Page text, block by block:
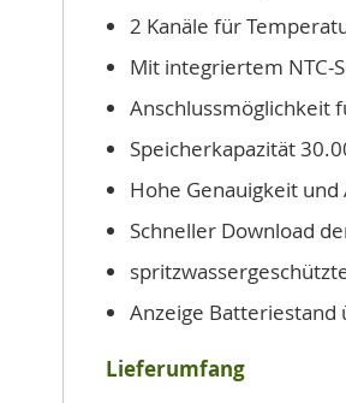
2 Kanäle für
Mit integriertem NTC-
Anschlussmöglichkeit
Speicherkapazität
Hohe Genauigkeit und
Schneller Download
Anzeige Batteriestand
Lieferumfang